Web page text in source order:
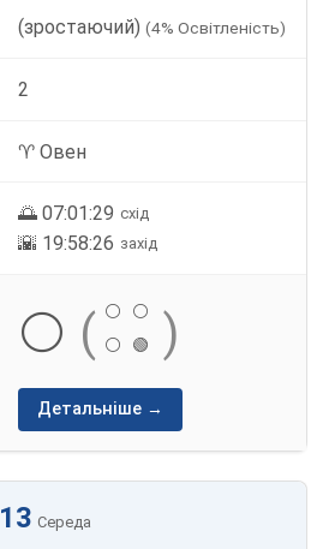
(зростаючий)(4% Освітленість)
2
♈ Овен
🌅 07:01:29 схід
🌇 19:58:26 захід
⚪ ( ⚪
⚪
⚪
🟢 )
Детальніше →
13 Середа